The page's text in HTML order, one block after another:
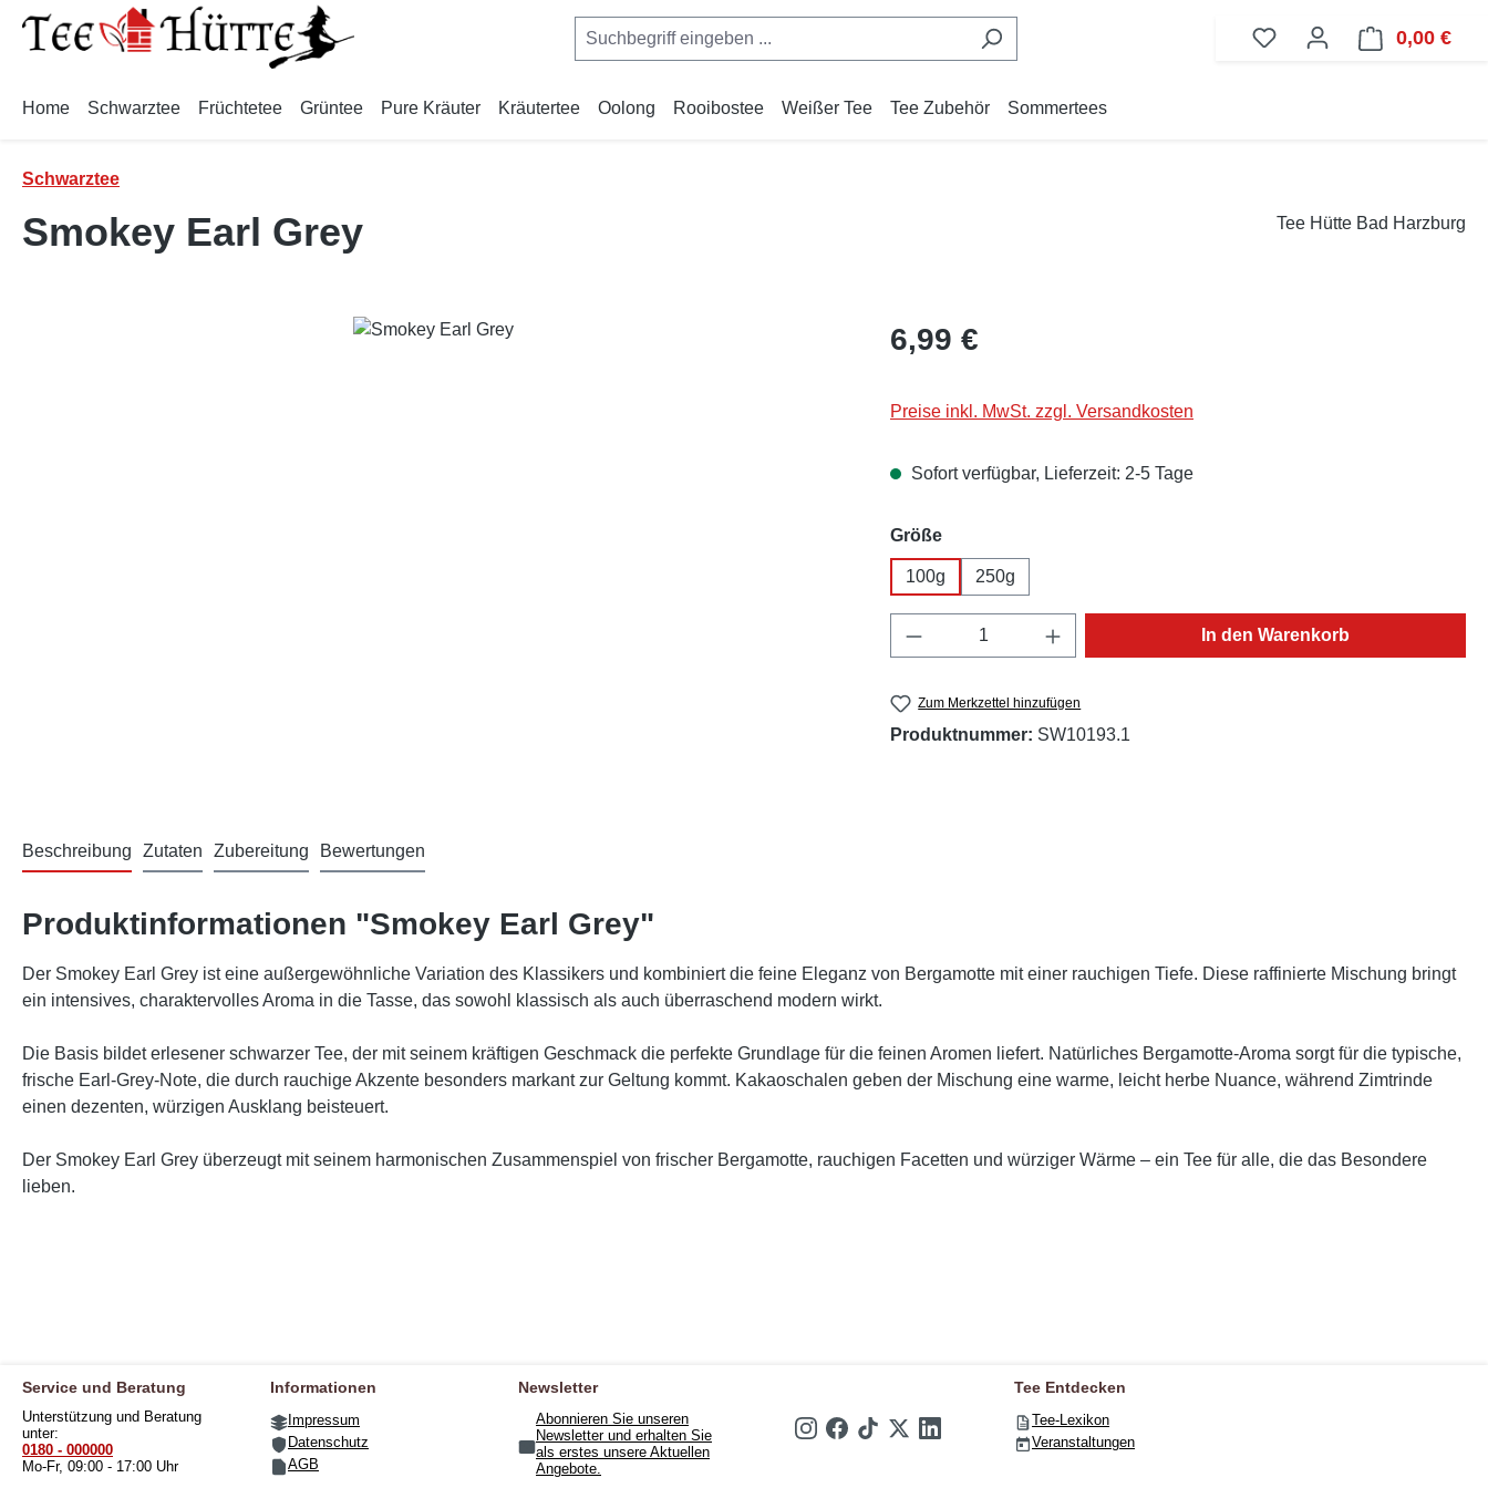
Hauptinhalt springen
Zur Suche springen
Zur Hauptnavigation springen
0,00 €
Home Schwarztee Früchtetee Grüntee Pure Kräuter Kräutertee Oolong Rooibostee Weißer Tee Tee Zubehör Sommertees
Schwarztee
Smokey Earl Grey Tee Hütte Bad Harzburg
Regulärer Preis:
6,99 €
Preise inkl. MwSt. zzgl. Versandkosten
Sofort verfügbar, Lieferzeit: 2-5 Tage
Größeauswählen
100g 250g
Produkt Anzahl: Gib den gewünschten Wert ein
In den Warenkorb
Zum Merkzettel hinzufügen
Produktnummer: SW10193.1
Beschreibung Zutaten Zubereitung Bewertungen
Produktinformationen "Smokey Earl Grey"
Der Smokey Earl Grey ist eine außergewöhnliche Variation des Klassikers und kombiniert die feine Eleganz von Bergamotte mit einer rauchigen Tiefe. Diese raffinierte Mischung bringt
ein intensives, charaktervolles Aroma in die Tasse, das sowohl klassisch als auch überraschend modern wirkt.
Die Basis bildet erlesener schwarzer Tee, der mit seinem kräftigen Geschmack die perfekte Grundlage für die feinen Aromen liefert. Natürliches Bergamotte-Aroma sorgt für die typische,
frische Earl-Grey-Note, die durch rauchige Akzente besonders markant zur Geltung kommt. Kakaoschalen geben der Mischung eine warme, leicht herbe Nuance, während Zimtrinde
einen dezenten, würzigen Ausklang beisteuert.
Der Smokey Earl Grey überzeugt mit seinem harmonischen Zusammenspiel von frischer Bergamotte, rauchigen Facetten und würziger Wärme – ein Tee für alle, die das Besondere
lieben.
Service und Beratung
Unterstützung und Beratung
unter:
0180 - 000000
Mo-Fr, 09:00 - 17:00 Uhr
Informationen
Impressum
Datenschutz
AGB
Newsletter
Abonnieren Sie unseren
Newsletter und erhalten Sie
als erstes unsere Aktuellen
Angebote.
Tee Entdecken
Tee-Lexikon
Veranstaltungen